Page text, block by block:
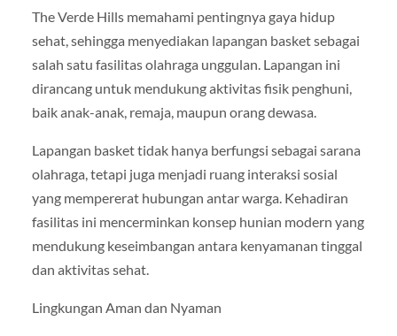
The Verde Hills memahami pentingnya gaya hidup
sehat, sehingga menyediakan lapangan basket sebagai
salah satu fasilitas olahraga unggulan. Lapangan ini
dirancang untuk mendukung aktivitas fisik penghuni,
baik anak-anak, remaja, maupun orang dewasa.
Lapangan basket tidak hanya berfungsi sebagai sarana
olahraga, tetapi juga menjadi ruang interaksi sosial
yang mempererat hubungan antar warga. Kehadiran
fasilitas ini mencerminkan konsep hunian modern yang
mendukung keseimbangan antara kenyamanan tinggal
dan aktivitas sehat.
Lingkungan Aman dan Nyaman